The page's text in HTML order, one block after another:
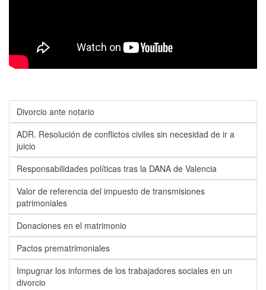
Divorcio ante notario
ADR. Resolución de conflictos civiles sin necesidad de ir a
juicio
Responsabilidades políticas tras la DANA de Valencia
Valor de referencia del impuesto de transmisiones
patrimoniales
Donaciones en el matrimonio
Pactos prematrimoniales
Impugnar los informes de los trabajadores sociales en un
divorcio